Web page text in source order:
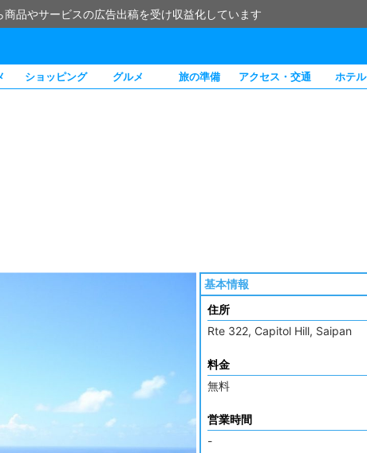
品やサービスの広告出稿を受け収益化しています
ショッピング グルメ 旅の準備 アクセス・交通 ホテル
基本情報
住所
Rte 322, Capitol Hill, Saipan
料金
無料
営業時間
-